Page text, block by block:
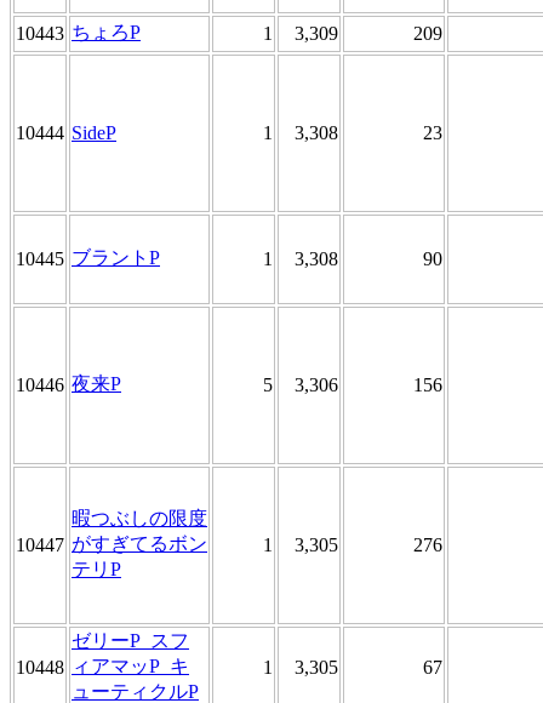
10443 ちょろP 1 3,309 209
10444 SideP 1 3,308 23
10445 ブラントP 1 3,308 90
10446 夜来P 5 3,306 156
10447
暇つぶしの限度
がすぎてるボン
テリP
1 3,305 276
10448
ゼリーP_スフ
ィアマッP_キ
ューティクルP
1 3,305 67